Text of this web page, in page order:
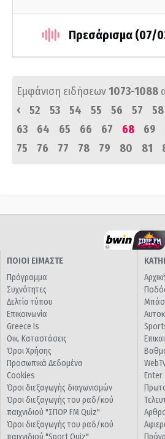
Πρεσάρισμα (07/
Εμφάνιση ειδήσεων1073-1088
‹
52 53 54 55 56 57 58
63
64 65 66 67 68 69
75
76 77 78 79 80 81
ΠΟΙΟΙ ΕΙΜΑΣΤΕ
Πρόγραμμα
Συχνότητες
Δελτία τύπου
Επικοινωνία
Greece Is
Οικ. Καταστάσεις
Όροι Χρήσης
Προσωπικά Δεδομένα
Cookies
Όροι διεξαγωγής διαγωνισμών
Όροι διεξαγωγής του ραδ/κού
παιχνιδιού "ΣΠΟΡ FM Quiz"
Όροι διεξαγωγής του ραδ/κού
παιχνιδιού "Sport Quiz"
Αρχική
Enter